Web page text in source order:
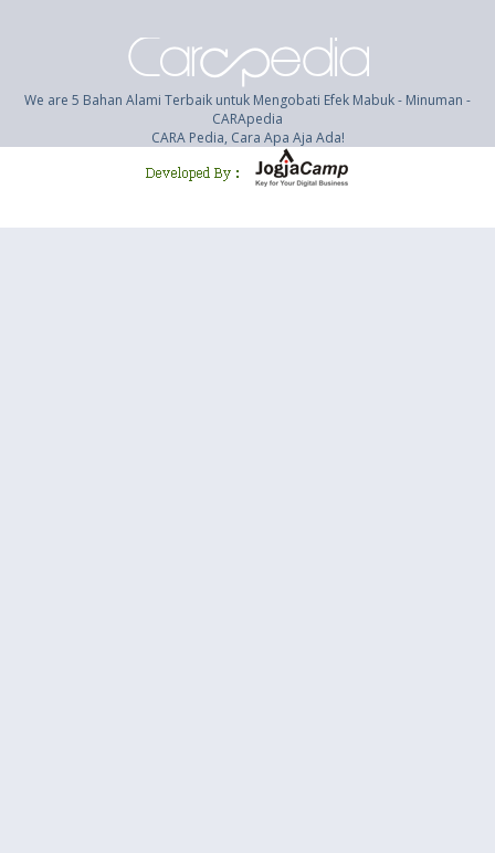
We are 5 Bahan Alami Terbaik untuk Mengobati Efek Mabuk - Minuman -
CARApedia
CARA Pedia, Cara Apa Aja Ada!